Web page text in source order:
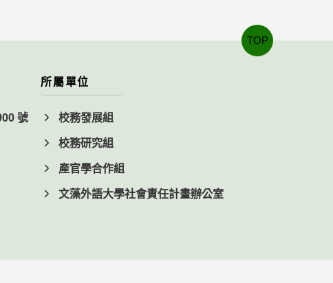
號
所屬單位
校務發展組
校務研究組
產官學合作組
文藻外語大學社會責任計畫辦公室
TOP